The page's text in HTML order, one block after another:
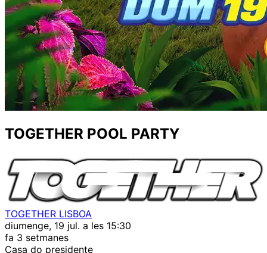
TOGETHER POOL PARTY
TOGETHER LISBOA
diumenge, 19 jul. a les 15:30
fa 3 setmanes
Casa do presidente